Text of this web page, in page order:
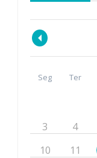
Seg Ter
3
4
10
11